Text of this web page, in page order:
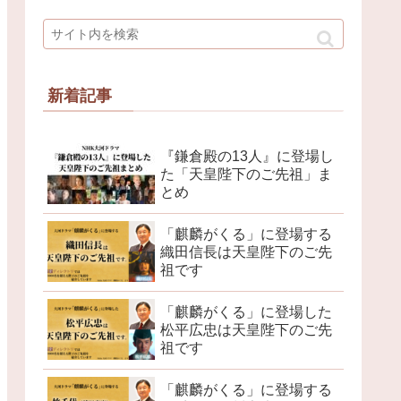
新着記事
『鎌倉殿の13人』に登場し
た「天皇陛下のご先祖」ま
とめ
「麒麟がくる」に登場する
織田信長は天皇陛下のご先
祖です
「麒麟がくる」に登場した
松平広忠は天皇陛下のご先
祖です
「麒麟がくる」に登場する